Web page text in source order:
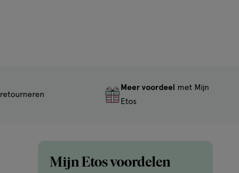
retourneren
Meer voordeel
met Mijn
Etos
Mijn Etos voordelen